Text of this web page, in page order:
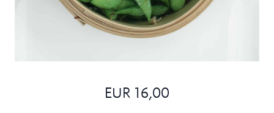
EUR 16,00